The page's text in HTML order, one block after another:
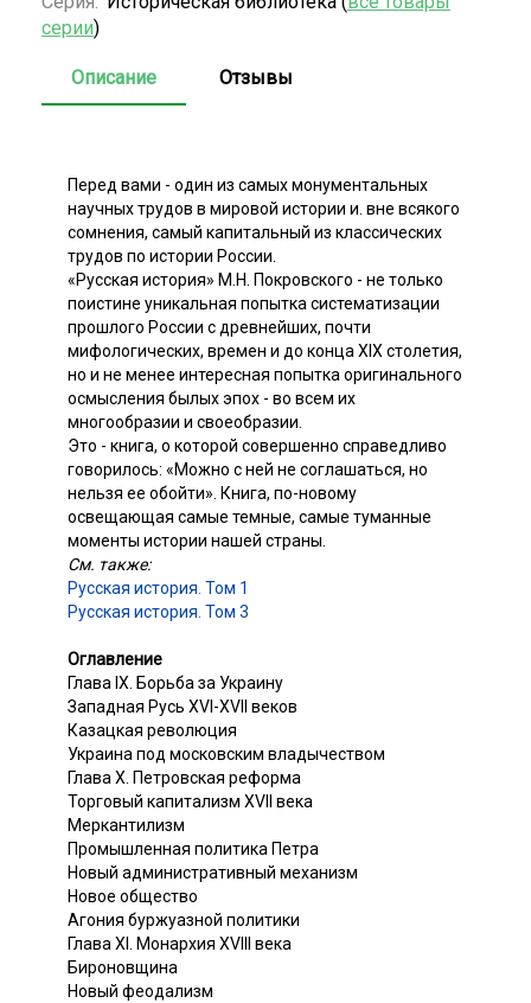
серии)
Описание Отзывы
Перед вами - один из самых монументальных
научных трудов в мировой истории и. вне всякого
сомнения, самый капитальный из классических
трудов по истории России.
«Русская история» М.Н. Покровского - не только
поистине уникальная попытка систематизации
прошлого России с древнейших, почти
мифологических, времен и до конца XIX столетия,
но и не менее интересная попытка оригинального
осмысления былых эпох - во всем их
многообразии и своеобразии.
Это - книга, о которой совершенно справедливо
говорилось: «Можно с ней не соглашаться, но
нельзя ее обойти». Книга, по-новому
освещающая самые темные, самые туманные
моменты истории нашей страны.
См. также:
Русская история. Том 1
Русская история. Том 3
Оглавление
Глава IX. Борьба за Украину
Западная Русь XVI-XVII веков
Казацкая революция
Украина под московским владычеством
Глава X. Петровская реформа
Торговый капитализм XVII века
Меркантилизм
Промышленная политика Петра
Новый административный механизм
Новое общество
Агония буржуазной политики
Глава XI. Монархия XVIII века
Бироновщина
Новый феодализм